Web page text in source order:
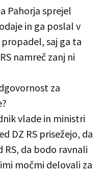
Pahorja sprejel
in ga poslal v
propadel, saj ga ta
namreč zanj ni
za
vlade in ministri
DZ RS prisežejo, da
da bodo ravnali
močmi delovali za